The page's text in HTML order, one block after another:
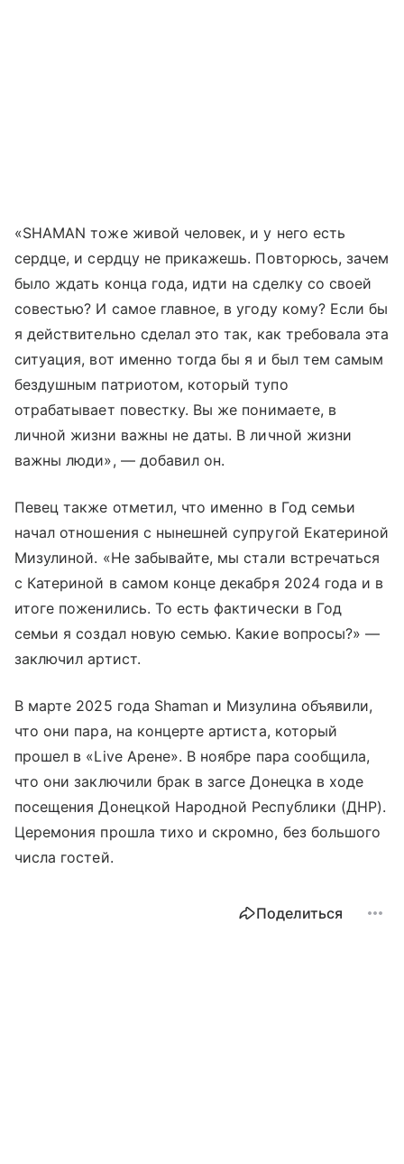
«SHAMAN тоже живой человек, и у него есть
сердце, и сердцу не прикажешь. Повторюсь, зачем
было ждать конца года, идти на сделку со своей
совестью? И самое главное, в угоду кому? Если бы
я действительно сделал это так, как требовала эта
ситуация, вот именно тогда бы я и был тем самым
бездушным патриотом, который тупо
отрабатывает повестку. Вы же понимаете, в
личной жизни важны не даты. В личной жизни
важны люди», — добавил он.
Певец также отметил, что именно в Год семьи
начал отношения с нынешней супругой Екатериной
Мизулиной. «Не забывайте, мы стали встречаться
с Катериной в самом конце декабря 2024 года и в
итоге поженились. То есть фактически в Год
семьи я создал новую семью. Какие вопросы?» —
заключил артист.
В марте 2025 года Shaman и Мизулина объявили,
что они пара, на концерте артиста, который
прошел в «Live Арене». В ноябре пара сообщила,
что они заключили брак в загсе Донецка в ходе
посещения Донецкой Народной Республики (ДНР).
Церемония прошла тихо и скромно, без большого
числа гостей.
Поделиться